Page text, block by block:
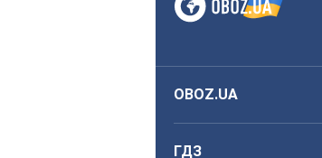
OBOZ.UA
ГДЗ